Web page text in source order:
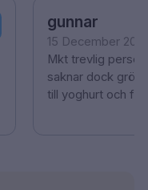
gunnar
15 December
Mkt trevlig
saknar dock gröt
till yoghurt och fil.